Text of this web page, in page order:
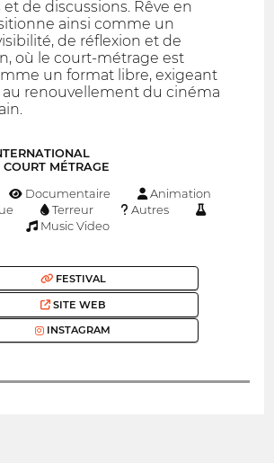
et de discussions. Rêve en
ainsi comme un
de réflexion et de
où le court-métrage est
un format libre, exigeant
au renouvellement du cinéma
MÉTRAGE
Documentaire
Animation
Terreur
Autres
Music Video
FESTIVAL
SITE WEB
INSTAGRAM